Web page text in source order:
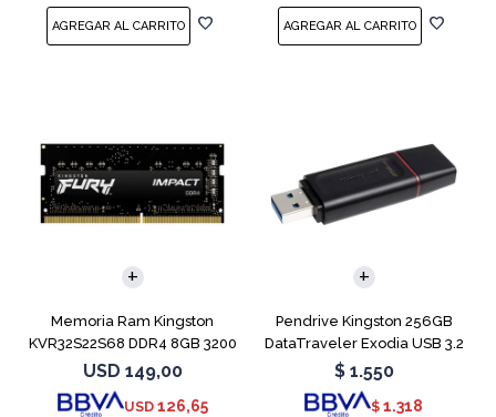
Memoria Ram Kingston
KVR32S22S68 DDR4 8GB 3200
MHz Sodimm
USD 149,00
USD 126,65
Pendrive Kingston 256GB
DataTraveler Exodia USB 3.2
$ 1.550
$ 1.318